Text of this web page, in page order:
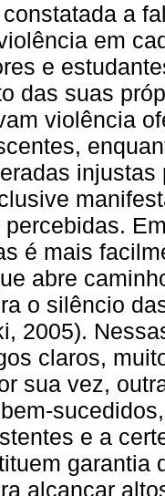
a
em
e
das suas
violência
é mais
abre
o silêncio
2005).
claros,
sua vez,
e a
garantia
alcançar